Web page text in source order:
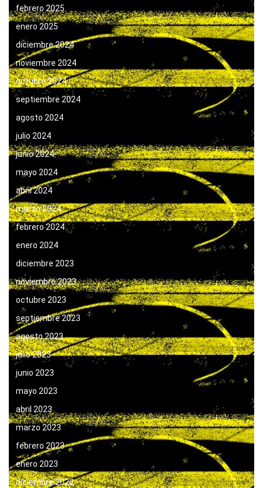
febrero 2025
enero 2025
diciembre 2024
noviembre 2024
octubre 2024
septiembre 2024
agosto 2024
julio 2024
junio 2024
mayo 2024
abril 2024
marzo 2024
febrero 2024
enero 2024
diciembre 2023
noviembre 2023
octubre 2023
septiembre 2023
agosto 2023
julio 2023
junio 2023
mayo 2023
abril 2023
marzo 2023
febrero 2023
enero 2023
diciembre 2022